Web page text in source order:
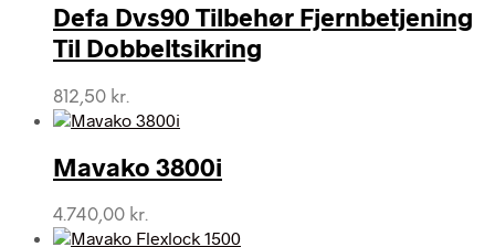
Defa Dvs90 Tilbehør Fjernbetjening
Til Dobbeltsikring
812,50 kr.
Mavako 3800i
4.740,00 kr.